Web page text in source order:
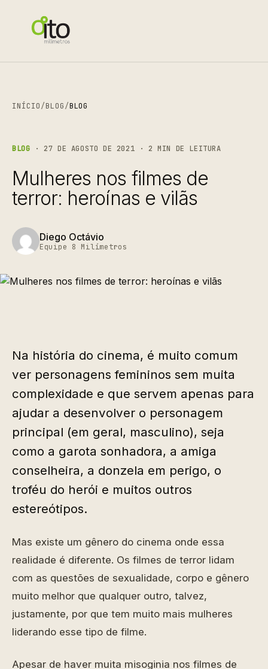
INÍCIO/BLOG/BLOG
BLOG · 27 DE AGOSTO DE 2021 · 2 MIN DE LEITURA
Mulheres nos filmes de
terror: heroínas e vilãs
Diego Octávio
Equipe 8 Milímetros
Na história do cinema, é muito comum
ver personagens femininos sem muita
complexidade e que servem apenas para
ajudar a desenvolver o personagem
principal (em geral, masculino), seja
como a garota sonhadora, a amiga
conselheira, a donzela em perigo, o
troféu do herói e muitos outros
estereótipos.
Mas existe um gênero do cinema onde essa
realidade é diferente. Os filmes de terror lidam
com as questões de sexualidade, corpo e gênero
muito melhor que qualquer outro, talvez,
justamente, por que tem muito mais mulheres
liderando esse tipo de filme.
Apesar de haver muita misoginia nos filmes de